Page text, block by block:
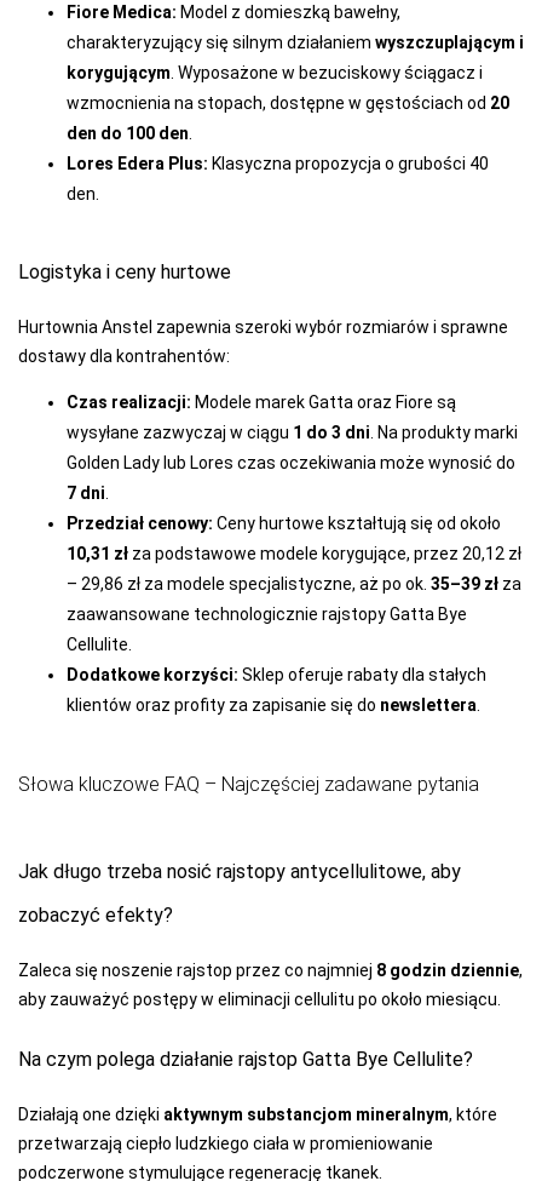
PIERRE CARDIN
PINO VICINO
PPHU LUNA
WALDEMAR
SURMA
REBEKA
REGINA
RENNOX
RISOCKS
ROSSLI
ROZA
SELF
SENSIS
STEVEN
TAK
TARO
TOPGAL
Fiore Medica: Model z domieszką bawełny,
charakteryzujący się silnym działaniem wyszczuplającym i
korygującym . Wyposażone w bezuciskowy ściągacz i
wzmocnienia na stopach, dostępne w gęstościach od 20
den do 100 den
Lores Edera Plus: Klasyczna propozycja o grubości 40
den.
Logistyka i ceny hurtowe
Hurtownia Anstel zapewnia szeroki wybór rozmiarów i sprawne
dostawy dla kontrahentów:
Czas realizacji: Modele marek Gatta oraz Fiore są
wysyłane zazwyczaj w ciągu 1 do 3 dni . Na produkty marki
Golden Lady lub Lores czas oczekiwania może wynosić do
7 dni
Przedział cenowy: Ceny hurtowe kształtują się od około
10,31 zł za podstawowe modele korygujące, przez 20,12 zł
– 29,86 zł za modele specjalistyczne, aż po ok. 35–39 zł za
zaawansowane technologicznie rajstopy Gatta Bye
Cellulite.
Dodatkowe korzyści: Sklep oferuje rabaty dla stałych
klientów oraz profity za zapisanie się do newslettera
Słowa kluczowe FAQ – Najczęściej zadawane pytania
Jak długo trzeba nosić rajstopy antycellulitowe, aby
zobaczyć efekty?
Zaleca się noszenie rajstop przez co najmniej 8 godzin dziennie,
aby zauważyć postępy w eliminacji cellulitu po około miesiącu.
Na czym polega działanie rajstop Gatta Bye Cellulite?
Działają one dzięki aktywnym substancjom mineralnym, które
przetwarzają ciepło ludzkiego ciała w promieniowanie
podczerwone stymulujące regenerację tkanek.